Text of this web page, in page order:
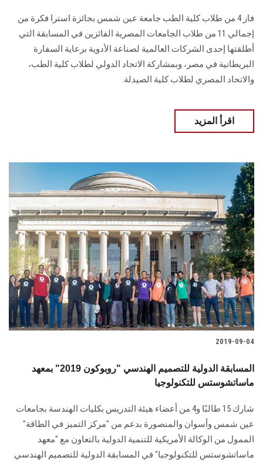
فاز 4 من طلاب كلية الطب جامعة عين شمس بجائزة استرا فكرة من
إجمالي 11 من طلاب الجامعات المصرية الفائزين في المسابقة التي
أطلقتها إحدى الشركات العالمية لصناعة الأدوية برعاية السفارة
البريطانية في مصر، وبمشاركة الاتحاد الدولي لطلاب كلية الطب،
والاتحاد المصري لطلاب كلية الصيدلة.
اقرأ المزيد
2019-09-04
المسابقة الدولية للتصميم الهندسي "روبوكون 2019" بمعهد
ماساتشوستس للتكنولوجيا
شارك 15 طالبًا و4 من أعضاء هيئة التدريس بكليات الهندسة بجامعات
عين شمس وأسوان والمنصورة بدعم من "مركز التميز في الطاقة"
الممول من الوكالة الأمريكية للتنمية الدولية بالتعاون مع "معهد
ماساتشوستس للتكنولوجيا" في المسابقة الدولية للتصميم الهندسي